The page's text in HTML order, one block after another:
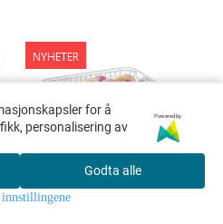
NYHETER
for å
personalisering av
Powered by
Godta alle
innstillingene